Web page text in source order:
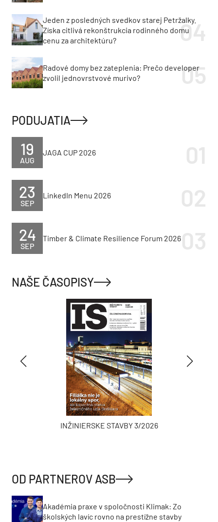
Jeden z posledných svedkov starej Petržalky.
Získa citlivá rekonštrukcia rodinného domu
cenu za architektúru?
Radové domy bez zateplenia: Prečo developer
zvolil jednovrstvové murivo?
PODUJATIA
AUG
19 JAGA CUP 2026
SEP
23 LinkedIn Menu 2026
SEP
24 Timber & Climate Resilience Forum 2026
NAŠE ČASOPISY
INŽINIERSKE STAVBY 3/2026
OD PARTNEROV ASB
Akadémia praxe v spoločnosti Klimak: Zo
školských lavíc rovno na prestížne stavby